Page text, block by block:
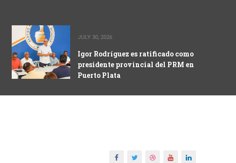
JULY 30, 2026
Igor Rodríguez es ratificado como
presidente provincial del PRM en
Puerto Plata